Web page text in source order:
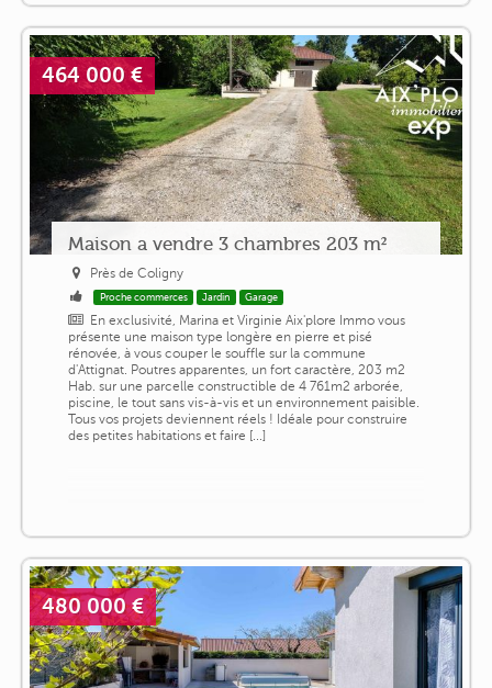
464 000 €
Maison a vendre 3 chambres 203 m²
Près de Coligny
Proche commerces Jardin Garage
En exclusivité, Marina et Virginie Aix'plore Immo vous
présente une maison type longère en pierre et pisé
rénovée, à vous couper le souffle sur la commune
d'Attignat. Poutres apparentes, un fort caractère, 203 m2
Hab. sur une parcelle constructible de 4 761m2 arborée,
piscine, le tout sans vis-à-vis et un environnement paisible.
Tous vos projets deviennent réels ! Idéale pour construire
des petites habitations et faire [...]
480 000 €